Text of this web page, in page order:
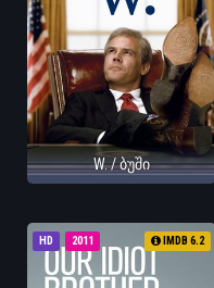
W. / ბუში
HD 2011 IMDB 6.2